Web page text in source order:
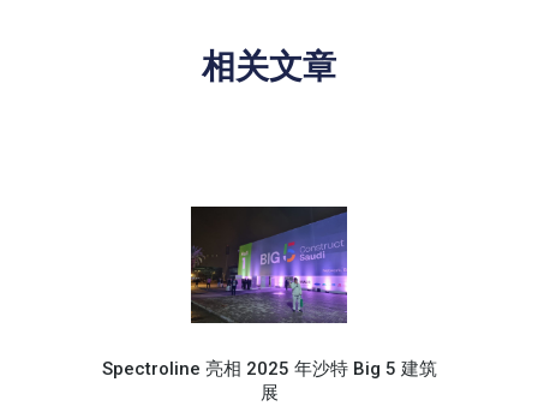
相关文章
Spectroline 亮相 2025 年沙特 Big 5 建筑
展